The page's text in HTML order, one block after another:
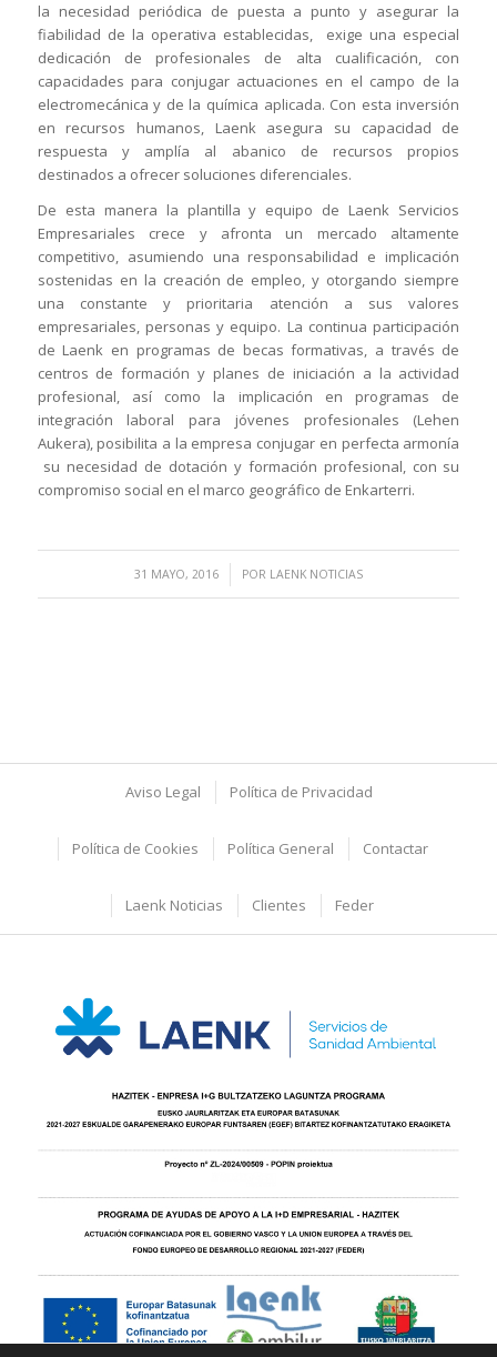
la necesidad periódica de puesta a punto y asegurar la
fiabilidad de la operativa establecidas, exige una especial
dedicación de profesionales de alta cualificación, con
capacidades para conjugar actuaciones en el campo de la
electromecánica y de la química aplicada. Con esta inversión
en recursos humanos, Laenk asegura su capacidad de
respuesta y amplía al abanico de recursos propios
destinados a ofrecer soluciones diferenciales.
De esta manera la plantilla y equipo de Laenk Servicios
Empresariales crece y afronta un mercado altamente
competitivo, asumiendo una responsabilidad e implicación
sostenidas en la creación de empleo, y otorgando siempre
una constante y prioritaria atención a sus valores
empresariales, personas y equipo. La continua participación
de Laenk en programas de becas formativas, a través de
centros de formación y planes de iniciación a la actividad
profesional, así como la implicación en programas de
integración laboral para jóvenes profesionales (Lehen
Aukera), posibilita a la empresa conjugar en perfecta armonía
su necesidad de dotación y formación profesional, con su
compromiso social en el marco geográfico de Enkarterri.
31 MAYO, 2016
/ POR LAENK NOTICIAS
Aviso Legal Política de Privacidad
Política de Cookies Política General Contactar
Laenk Noticias Clientes Feder